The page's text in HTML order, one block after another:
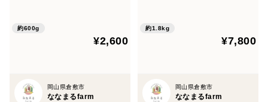
約600g
¥2,600
岡山県倉敷市
ななまるfarm
約1.8kg
¥7,800
岡山県倉敷市
ななまるfarm